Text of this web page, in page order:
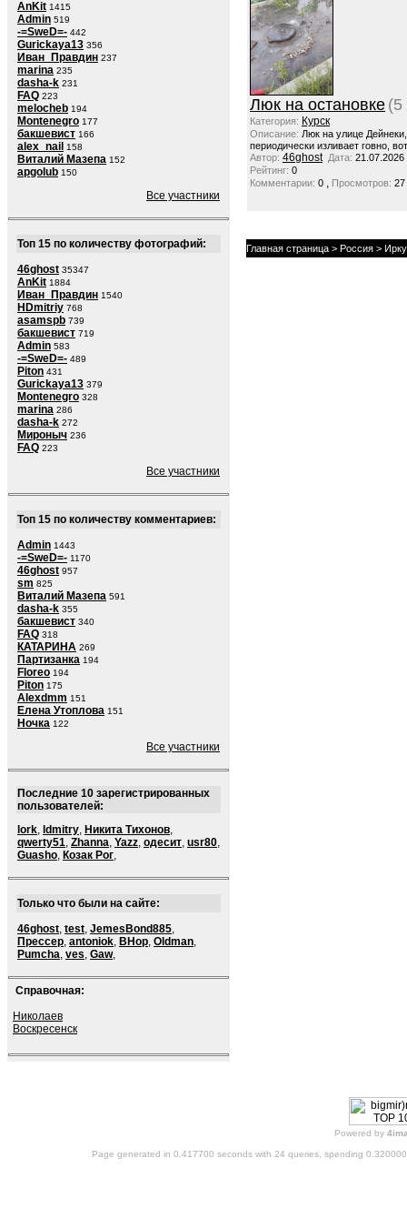
AnKit 1415
Admin 519
-=SweD=- 442
Gurickaya13 356
Иван_Правдин 237
marina 235
dasha-k 231
FAQ 223
melocheb 194
Montenegro 177
бакшевист 166
alex_nail 158
Виталий Мазепа 152
apgolub 150
Все участники
Топ 15 по количеству фотографий:
46ghost 35347
AnKit 1884
Иван_Правдин 1540
HDmitriy 768
asamspb 739
бакшевист 719
Admin 583
-=SweD=- 489
Piton 431
Gurickaya13 379
Montenegro 328
marina 286
dasha-k 272
Мироныч 236
FAQ 223
Все участники
Топ 15 по количеству комментариев:
Admin 1443
-=SweD=- 1170
46ghost 957
sm 825
Виталий Мазепа 591
dasha-k 355
бакшевист 340
FAQ 318
КАТАРИНА 269
Партизанка 194
Floreo 194
Piton 175
Alexdmm 151
Елена Утоплова 151
Ночка 122
Все участники
Последние 10 зарегистрированных
пользователей:
lork, ldmitry, Никита Тихонов,
qwerty51, Zhanna, Yazz, одесит, usr80,
Guasho, Козак Рог,
Только что были на сайте:
46ghost, test, JemesBond885,
Прессер, antoniok, BHop, Oldman,
Pumcha, ves, Gaw,
Справочная:
Николаев
Воскресенск
Люк на остановке (5
Категория: Курск
Описание: Люк на улице
периодически изливает говно,
Автор: 46ghost Дата: 21.07.2026
Рейтинг: 0
Комментарии: 0 , Просмотров: 27
Главная страница > Россия >
Powered by
Page generated in 0.417700 seconds with 24 queries, spending